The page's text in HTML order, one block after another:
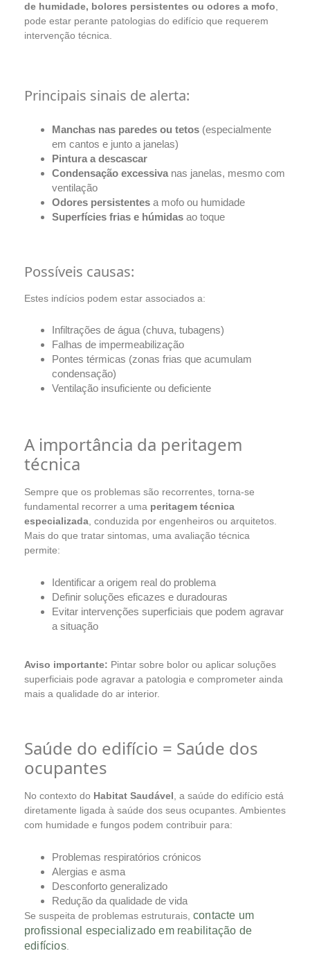
de humidade, bolores persistentes ou odores a mofo,
pode estar perante patologias do edifício que requerem
intervenção técnica.
Principais sinais de alerta:
Manchas nas paredes ou tetos (especialmente
em cantos e junto a janelas)
Pintura a descascar
Condensação excessiva nas janelas, mesmo com
ventilação
Odores persistentes a mofo ou humidade
Superfícies frias e húmidas ao toque
Possíveis causas:
Estes indícios podem estar associados a:
Infiltrações de água (chuva, tubagens)
Falhas de impermeabilização
Pontes térmicas (zonas frias que acumulam
condensação)
Ventilação insuficiente ou deficiente
A importância da peritagem
técnica
Sempre que os problemas são recorrentes, torna-se
fundamental recorrer a uma peritagem técnica
especializada , conduzida por engenheiros ou arquitetos.
Mais do que tratar sintomas, uma avaliação técnica
permite:
Identificar a origem real do problema
Definir soluções eficazes e duradouras
Evitar intervenções superficiais que podem agravar
a situação
Aviso importante: Pintar sobre bolor ou aplicar soluções
superficiais pode agravar a patologia e comprometer ainda
mais a qualidade do ar interior.
Saúde do edifício = Saúde dos
ocupantes
No contexto do Habitat Saudável, a saúde do edifício está
diretamente ligada à saúde dos seus ocupantes. Ambientes
com humidade e fungos podem contribuir para:
Problemas respiratórios crónicos
Alergias e asma
Desconforto generalizado
Redução da qualidade de vida
Se suspeita de problemas estruturais, contacte um
profissional especializado em reabilitação de
edifícios.